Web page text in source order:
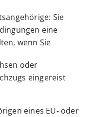
Sie
eine
wenn Sie
oder
eingereist
eines EU- oder